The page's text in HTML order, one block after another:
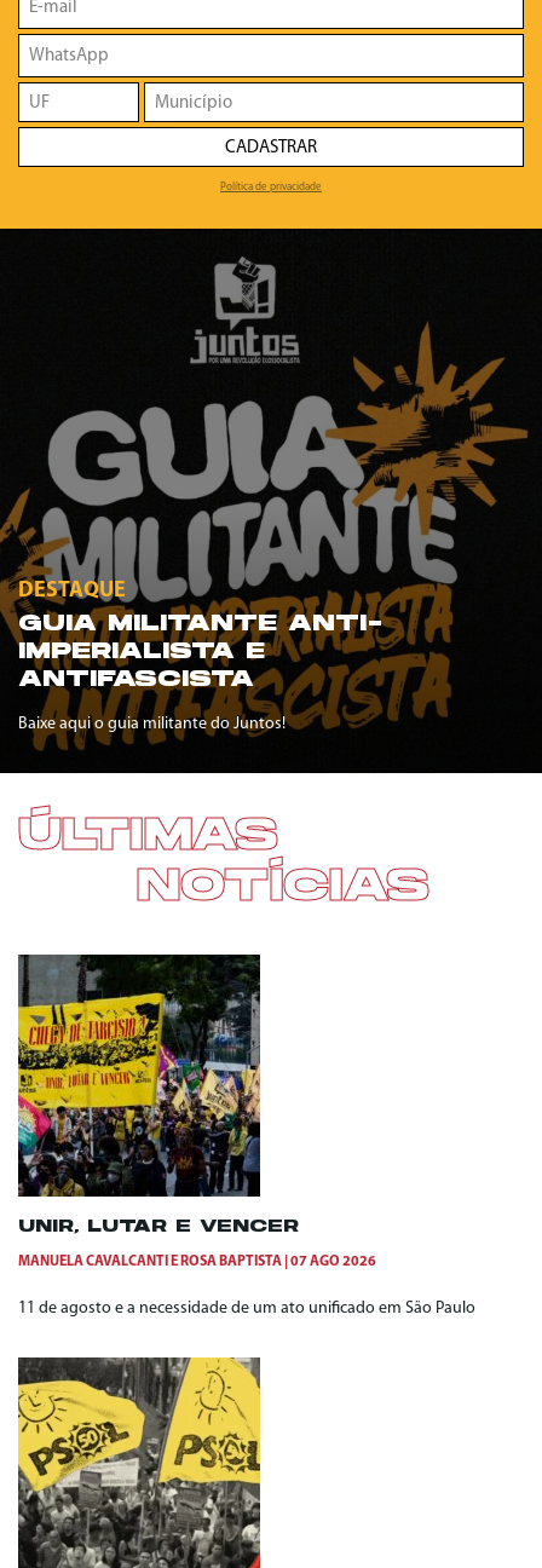
CADASTRAR
Política de privacidade
DESTAQUE
GUIA MILITANTE ANTI-
IMPERIALISTA E
ANTIFASCISTA
Baixe aqui o guia militante do Juntos!
ÚLTIMAS
NOTÍCIAS
UNIR, LUTAR E VENCER
MANUELA CAVALCANTI E ROSA BAPTISTA 07 AGO 2026
11 de agosto e a necessidade de um ato unificado em São Paulo